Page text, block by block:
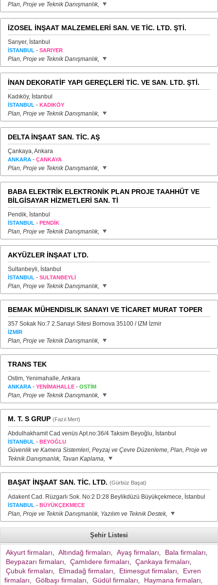
Plan, Proje ve Teknik Danışmanlık,
İZOSEL İNŞAAT MALZEMELERİ SAN. VE TİC. LTD. ŞTİ.
Sarıyer, İstanbul
İSTANBUL - SARIYER
Plan, Proje ve Teknik Danışmanlık,
İNAN DEKORATİF YAPI GEREÇLERİ TİC. VE SAN. LTD. ŞTİ.
Kadıköy, İstanbul
İSTANBUL - KADIKÖY
Plan, Proje ve Teknik Danışmanlık,
DELTA İNŞAAT SAN. TİC. AŞ
Çankaya, Ankara
ANKARA - ÇANKAYA
Plan, Proje ve Teknik Danışmanlık,
BABA ELEKTRİK ELEKTRONİK PLAN PROJE TAAHHÜT VE
BİLGİSAYAR HİZMETLERİ SAN. Tİ
Pendik, İstanbul
İSTANBUL - PENDİK
Plan, Proje ve Teknik Danışmanlık,
AKYÜZLER İNŞAAT LTD.
Sultanbeyli, İstanbul
İSTANBUL - SULTANBEYLİ
Plan, Proje ve Teknik Danışmanlık,
BEMAK MÜHENDISLIK SANAYI VE TİCARET MURAT TOPER
357 Sokak No:7 2.Sanayi Sitesi Bornova 35100 / IZM İzmir
İZMİR
Plan, Proje ve Teknik Danışmanlık,
TRANS TEK
Ostim, Yenimahalle, Ankara
ANKARA - YENİMAHALLE - OSTİM
Plan, Proje ve Teknik Danışmanlık,
M. T. S GRUP (Fazıl Mert)
Abdulhakhamit Cad.venüs Apt.no:36/4 Taksim Beyoğlu, İstanbul
İSTANBUL - BEYOĞLU
Güvenlik ve Kamera Sistemleri, Peyzaj ve Çevre Düzenleme, Plan, Proje ve
Teknik Danışmanlık, Tavan Kaplama,
BAŞAT İNŞAAT SAN. TİC. LTD. (Gürbüz Başat)
Adakent Cad. Rüzgarlı Sok. No:2 D:28 Beylikdüzü Büyükçekmece, İstanbul
İSTANBUL - BÜYÜKÇEKMECE
Plan, Proje ve Teknik Danışmanlık, Yazılım ve Teknik Destek,
Şehir Listesi
Akyurt firmaları Altındağ firmaları Ayaş firmaları Bala firmaları
Beypazarı firmaları Çamlıdere firmaları Çankaya firmaları
Çubuk firmaları Elmadağ firmaları Etimesgut firmaları
Evren
firmaları
Gölbaşı firmaları Güdül firmaları Haymana firmaları